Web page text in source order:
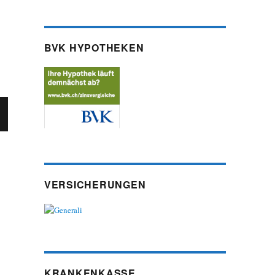
BVK HYPOTHEKEN
VERSICHERUNGEN